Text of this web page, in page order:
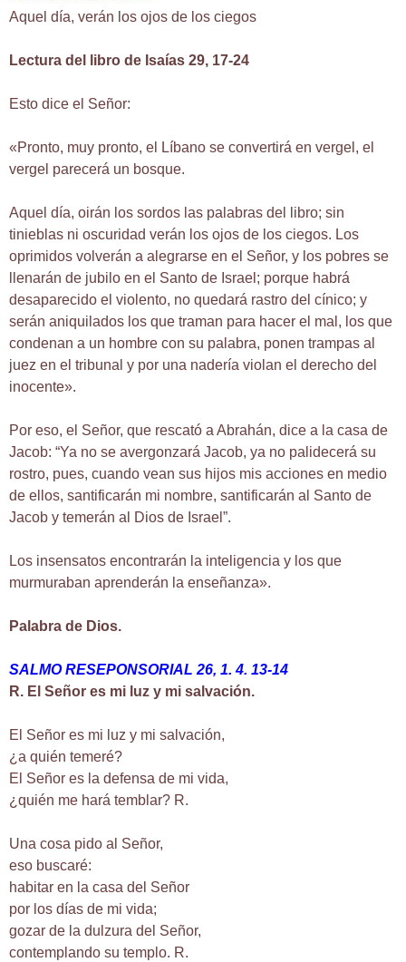
Aquel día, verán los ojos de los ciegos
Lectura del libro de Isaías 29, 17-24
Esto dice el Señor:
«Pronto, muy pronto, el Líbano se convertirá en vergel, el
vergel parecerá un bosque.
Aquel día, oirán los sordos las palabras del libro; sin
tinieblas ni oscuridad verán los ojos de los ciegos. Los
oprimidos volverán a alegrarse en el Señor, y los pobres se
llenarán de jubilo en el Santo de Israel; porque habrá
desaparecido el violento, no quedará rastro del cínico; y
serán aniquilados los que traman para hacer el mal, los que
condenan a un hombre con su palabra, ponen trampas al
juez en el tribunal y por una nadería violan el derecho del
inocente».
Por eso, el Señor, que rescató a Abrahán, dice a la casa de
Jacob: “Ya no se avergonzará Jacob, ya no palidecerá su
rostro, pues, cuando vean sus hijos mis acciones en medio
de ellos, santificarán mi nombre, santificarán al Santo de
Jacob y temerán al Dios de Israel”.
Los insensatos encontrarán la inteligencia y los que
murmuraban aprenderán la enseñanza».
Palabra de Dios.
SALMO RESEPONSORIAL 26, 1. 4. 13-14
R. El Señor es mi luz y mi salvación.
El Señor es mi luz y mi salvación,
¿a quién temeré?
El Señor es la defensa de mi vida,
¿quién me hará temblar? R.
Una cosa pido al Señor,
eso buscaré:
habitar en la casa del Señor
por los días de mi vida;
gozar de la dulzura del Señor,
contemplando su templo. R.